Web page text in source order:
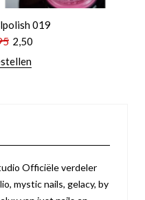
019
2,50
Officiële verdeler
mystic nails, gelacy, by